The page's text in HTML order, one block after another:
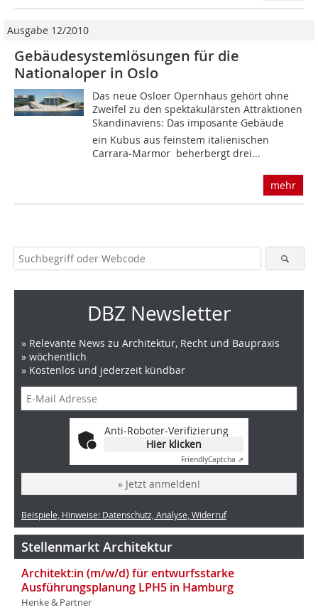
Ausgabe 12/2010
Gebäudesystemlösungen für die
Nationaloper in Oslo
Das neue Osloer Opernhaus gehört ohne
Zweifel zu den spektaku­lärsten Attraktionen
Skandinaviens: Das imposante Gebäude 
ein Kubus aus feinstem italienischen
Carrara-Marmor  beherbergt drei...
mehr
DBZ Newsletter
» Relevante News zu Architektur, Recht und Baupraxis
» wöchentlich
» Kostenlos und jederzeit kündbar
Anti-Roboter-Verifizierung
Hier klicken
FriendlyCaptcha ⇗
» Jetzt anmelden!
Beispiele, Hinweise: Datenschutz, Analyse, Widerruf
Stellenmarkt Architektur
Architekt:in (m/w/d) für entwurfsstarke
Ausführungsplanung LPH5 in Hamburg
Henke & Partner